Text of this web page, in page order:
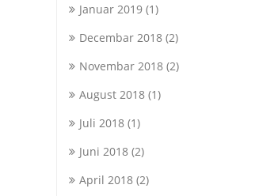
Januar 2019 (1)
Decembar 2018 (2)
Novembar 2018 (2)
August 2018 (1)
Juli 2018 (1)
Juni 2018 (2)
April 2018 (2)